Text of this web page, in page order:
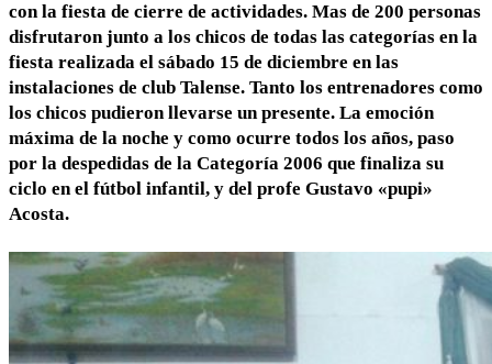
con la fiesta de cierre de actividades. Mas de 200 personas
disfrutaron junto a los chicos de todas las categorías en la
fiesta realizada el sábado 15 de diciembre en las
instalaciones de club Talense. Tanto los entrenadores como
los chicos pudieron llevarse un presente. La emoción
máxima de la noche y como ocurre todos los años, paso
por la despedidas de la Categoría 2006 que finaliza su
ciclo en el fútbol infantil, y del profe Gustavo «pupi»
Acosta.